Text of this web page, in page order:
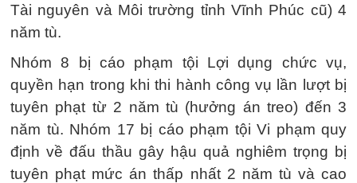
Tài nguyên và Môi trường tỉnh Vĩnh Phúc cũ) 4
năm tù.
Nhóm 8 bị cáo phạm tội Lợi dụng chức vụ,
quyền hạn trong khi thi hành công vụ lần lượt bị
tuyên phạt từ 2 năm tù (hưởng án treo) đến 3
năm tù. Nhóm 17 bị cáo phạm tội Vi phạm quy
định về đấu thầu gây hậu quả nghiêm trọng bị
tuyên phạt mức án thấp nhất 2 năm tù và cao